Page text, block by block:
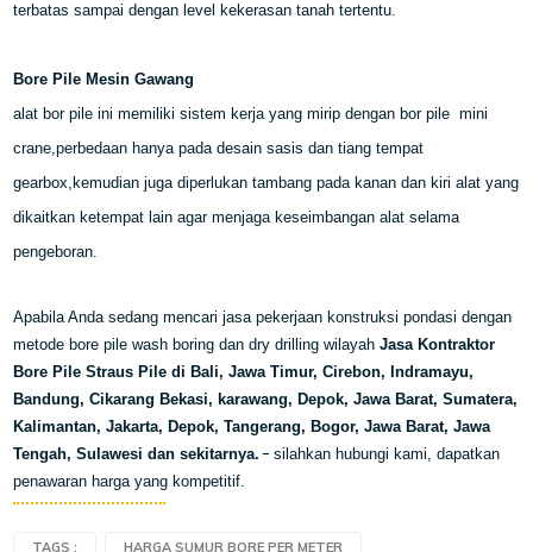
terbatas sampai dengan level kekerasan tanah tertentu.
Bore Pile Mesin Gawang
alat bor pile ini memiliki sistem kerja yang mirip dengan bor pile mini
crane,perbedaan hanya pada desain sasis dan tiang tempat
gearbox,kemudian juga diperlukan tambang pada kanan dan kiri alat yang
dikaitkan ketempat lain agar menjaga keseimbangan alat selama
pengeboran.
Apabila Anda sedang mencari jasa pekerjaan konstruksi pondasi dengan
metode bore pile wash boring dan dry drilling wilayahJasa Kontraktor
Bore Pile Straus Pile di Bali, Jawa Timur, Cirebon, Indramayu,
Bandung, Cikarang Bekasi, karawang, Depok, Jawa Barat, Sumatera,
Kalimantan, Jakarta, Depok, Tangerang, Bogor, Jawa Barat, Jawa
Tengah, Sulawesi dan sekitarnya. - silahkan hubungi kami, dapatkan
penawaran harga yang kompetitif.
TAGS : HARGA SUMUR BORE PER METER